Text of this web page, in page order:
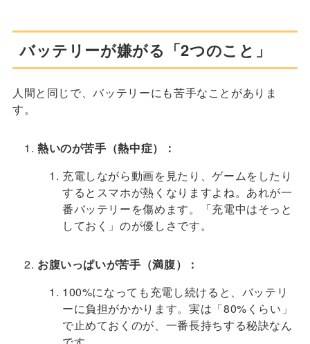
バッテリーが嫌がる「2つのこと」
人間と同じで、バッテリーにも苦手なことがありま
す。
熱いのが苦手（熱中症）：
充電しながら動画を見たり、ゲームをしたり
するとスマホが熱くなりますよね。あれが一
番バッテリーを傷めます。「充電中はそっと
しておく」のが優しさです。
お腹いっぱいが苦手（満腹）：
100%になっても充電し続けると、バッテリ
ーに負担がかかります。実は「80%くらい」
で止めておくのが、一番長持ちする秘訣なん